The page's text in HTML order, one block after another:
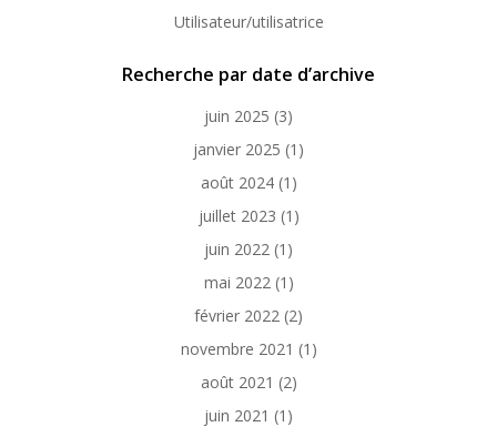
Utilisateur/utilisatrice
Recherche par date d’archive
juin 2025 (3)
janvier 2025 (1)
août 2024(1)
juillet 2023 (1)
juin 2022 (1)
mai 2022(1)
février 2022 (2)
novembre 2021 (1)
août 2021 (2)
juin 2021 (1)